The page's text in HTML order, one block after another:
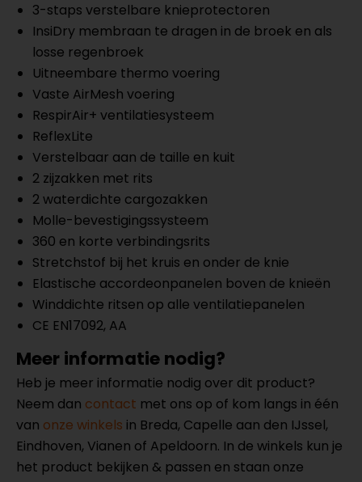
3-staps verstelbare knieprotectoren
InsiDry membraan te dragen in de broek en als
losse regenbroek
Uitneembare thermo voering
Vaste AirMesh voering
RespirAir+ ventilatiesysteem
ReflexLite
Verstelbaar aan de taille en kuit
2 zijzakken met rits
2 waterdichte cargozakken
Molle-bevestigingssysteem
360 en korte verbindingsrits
Stretchstof bij het kruis en onder de knie
Elastische accordeonpanelen boven de knieën
Winddichte ritsen op alle ventilatiepanelen
CE EN17092, AA
Meer informatie nodig?
Heb je meer informatie nodig over dit product?
Neem dan contact met ons op of kom langs in één
van onze winkels in Breda, Capelle aan den IJssel,
Eindhoven, Vianen of Apeldoorn. In de winkels kun je
het product bekijken & passen en staan onze